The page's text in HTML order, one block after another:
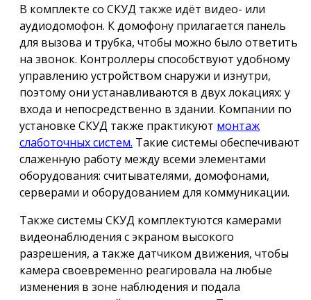
В комплекте со СКУД также идёт видео- или
аудиодомофон. К домофону прилагается панель
для вызова и трубка, чтобы можно было ответить
на звонок. Контроллеры способствуют удобному
управлению устройством снаружи и изнутри,
поэтому они устанавливаются в двух локациях: у
входа и непосредственно в здании. Компании по
установке СКУД также практикуют монтаж
слаботочных систем. Такие системы обеспечивают
слаженную работу между всеми элементами
оборудования: считывателями, домофонами,
серверами и оборудованием для коммуникации.
Также системы СКУД комплектуются камерами
видеонаблюдения с экраном высокого
разрешения, а также датчиком движения, чтобы
камера своевременно реагировала на любые
изменения в зоне наблюдения и подала